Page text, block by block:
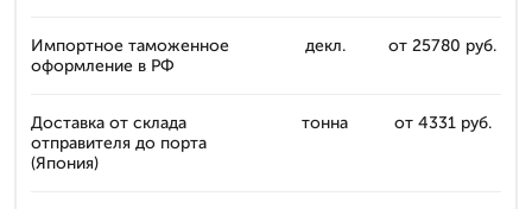
Импортное таможенное
оформление в РФ
декл. от 25780 руб.
Доставка от склада
отправителя до порта
(Япония)
тонна от 4331 руб.